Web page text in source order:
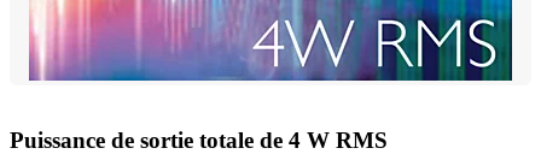
Puissance de sortie totale de 4 W RMS